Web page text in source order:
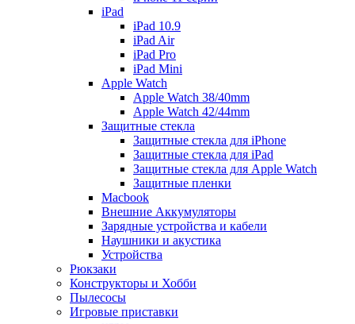
iPad
iPad 10.9
iPad Air
iPad Pro
iPad Mini
Apple Watch
Apple Watch 38/40mm
Apple Watch 42/44mm
Защитные стекла
Защитные стекла для iPhone
Защитные стекла для iPad
Защитные стекла для Apple Watch
Защитные пленки
Macbook
Внешние Аккумуляторы
Зарядные устройства и кабели
Наушники и акустика
Устройства
Рюкзаки
Конструкторы и Хобби
Пылесосы
Игровые приставки